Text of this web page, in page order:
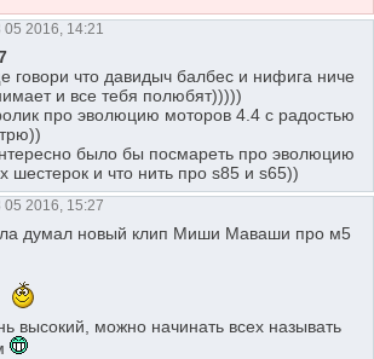
05 2016, 14:21
говори что давидыч балбес и нифига ниче
и все тебя полюбят)))))
про эволюцию моторов 4.4 с радостью
было бы посмареть про эволюцию
шестерок и что нить про s85 и s65))
05 2016, 15:27
думал новый клип Миши Маваши про м5
высокий, можно начинать всех называть